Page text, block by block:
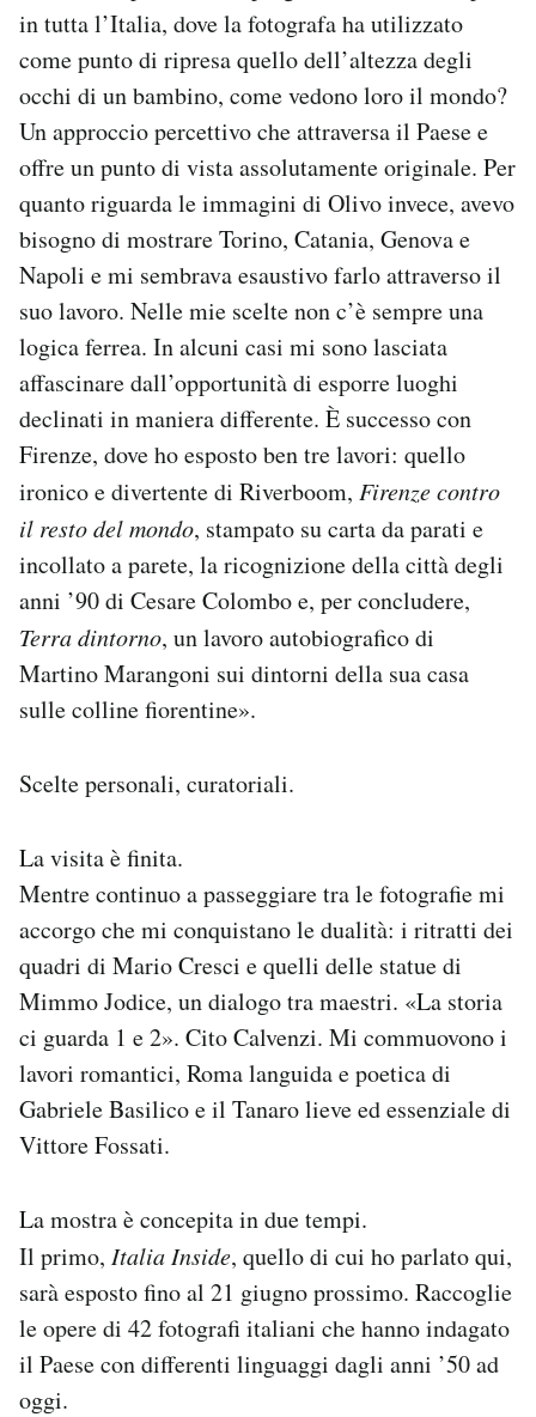
in tutta l’Italia, dove la fotografa ha utilizzato
come punto di ripresa quello dell’altezza degli
occhi di un bambino, come vedono loro il mondo?
Un approccio percettivo che attraversa il Paese e
offre un punto di vista assolutamente originale. Per
quanto riguarda le immagini di Olivo invece, avevo
bisogno di mostrare Torino, Catania, Genova e
Napoli e mi sembrava esaustivo farlo attraverso il
suo lavoro. Nelle mie scelte non c’è sempre una
logica ferrea. In alcuni casi mi sono lasciata
affascinare dall’opportunità di esporre luoghi
declinati in maniera differente. È successo con
Firenze, dove ho esposto ben tre lavori: quello
ironico e divertente di Riverboom, Firenze contro
il resto del mondo, stampato su carta da parati e
incollato a parete, la ricognizione della città degli
anni ’90 di Cesare Colombo e, per concludere,
Terra dintorno, un lavoro autobiografico di
Martino Marangoni sui dintorni della sua casa
sulle colline fiorentine».
Scelte personali, curatoriali.
La visita è finita.
Mentre continuo a passeggiare tra le fotografie mi
accorgo che mi conquistano le dualità: i ritratti dei
quadri di Mario Cresci e quelli delle statue di
Mimmo Jodice, un dialogo tra maestri. «La storia
ci guarda 1 e 2». Cito Calvenzi. Mi commuovono i
lavori romantici, Roma languida e poetica di
Gabriele Basilico e il Tanaro lieve ed essenziale di
Vittore Fossati.
La mostra è concepita in due tempi.
Il primo, Italia Inside, quello di cui ho parlato qui,
sarà esposto fino al 21 giugno prossimo. Raccoglie
le opere di 42 fotografi italiani che hanno indagato
il Paese con differenti linguaggi dagli anni ’50 ad
oggi.